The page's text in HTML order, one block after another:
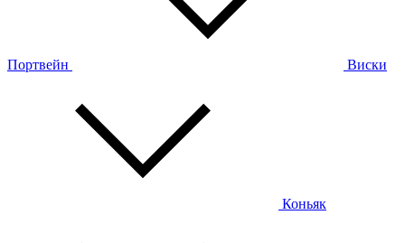
Портвейн Виски
Коньяк